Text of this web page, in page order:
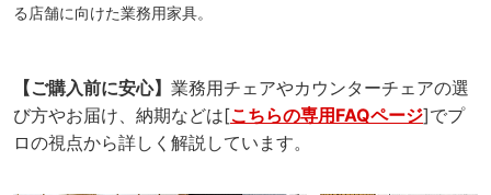
る店舗に向けた業務用家具。
【ご購入前に安心】 業務用チェアやカウンターチェアの選
び方やお届け、納期などは[こちらの専用FAQページ]でプ
ロの視点から詳しく解説しています。